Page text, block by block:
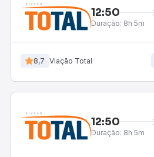
12:50
Duração: 8h 5m
8,7 Viação Total
12:50
Duração: 8h 5m